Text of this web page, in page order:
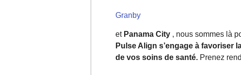
Granby
et Panama City , nous sommes là
Pulse Align s’engage à favoriser
de vos soins de santé. Prenez